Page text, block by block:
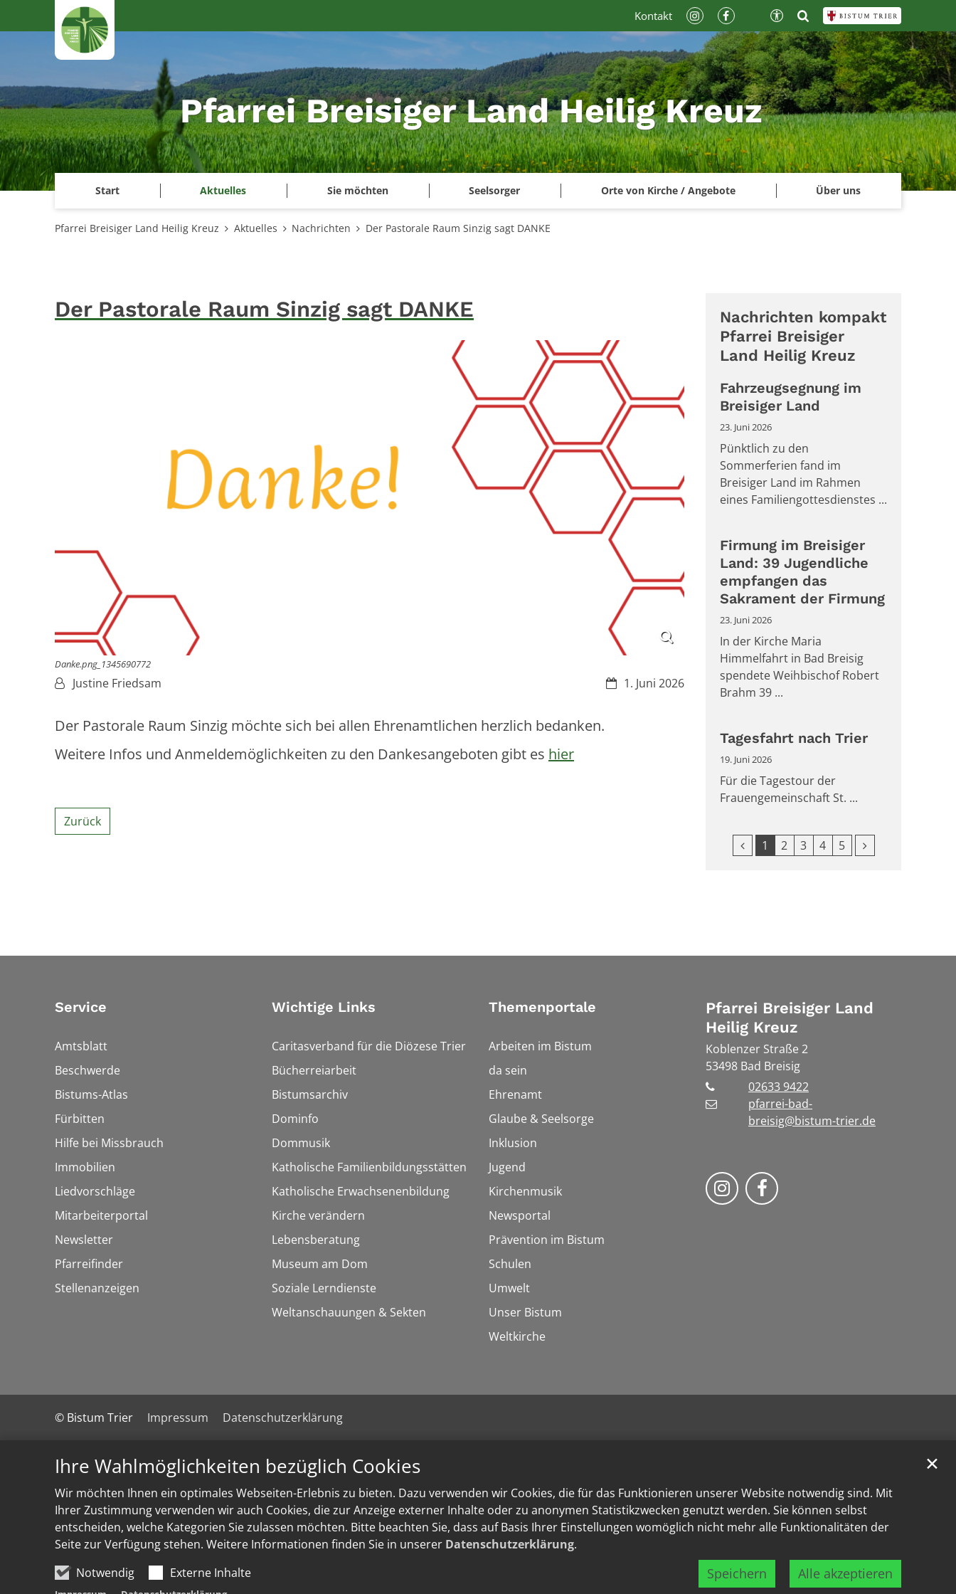
Ihre Wahlmöglichkeiten bezüglich Cookies
Wir möchten Ihnen ein optimales Webseiten-Erlebnis zu bieten. Dazu verwenden wir Cookies, die für das Funktionieren unserer Website notwendig sind. Mit
Ihrer Zustimmung verwenden wir auch Cookies, die zur Anzeige externer Inhalte oder zu anonymen Statistikzwecken genutzt werden. Sie können selbst
entscheiden, welche Kategorien Sie zulassen möchten. Bitte beachten Sie, dass auf Basis Ihrer Einstellungen womöglich nicht mehr alle Funktionalitäten der
Seite zur Verfügung stehen. Weitere Informationen finden Sie in unserer Datenschutzerklärung.
Notwendig
Externe Inhalte Speichern Alle akzeptieren
✕
Zum Inhalt springen
Pfarrei Breisiger Land Heilig Kreuz
Start Aktuelles Sie möchten Seelsorger Orte von Kirche / Angebote Über uns
Kontakt
Pfarrei Breisiger Land Heilig Kreuz Aktuelles Nachrichten Der Pastorale Raum Sinzig sagt DANKE
Der Pastorale Raum Sinzig sagt DANKE
Danke.png_1345690772
Datum:1. Juni 2026
Von:Justine Friedsam
Der Pastorale Raum Sinzig möchte sich bei allen Ehrenamtlichen herzlich bedanken.
Weitere Infos und Anmeldemöglichkeiten zu den Dankesangeboten gibt es hier
Zurück
Nachrichten kompakt
Pfarrei Breisiger
Land Heilig Kreuz
Fahrzeugsegnung im
Breisiger Land
23. Juni 2026
Pünktlich zu den
Sommerferien fand im
Breisiger Land im Rahmen
eines Familiengottesdienstes ...
Firmung im Breisiger
Land: 39 Jugendliche
empfangen das
Sakrament der Firmung
23. Juni 2026
In der Kirche Maria
Himmelfahrt in Bad Breisig
spendete Weihbischof Robert
Brahm 39 ...
Tagesfahrt nach Trier
19. Juni 2026
Für die Tagestour der
Frauengemeinschaft St. ...
Vorherige Seite
1 2 3 4 5 Nächste Seite
Service
Amtsblatt
Beschwerde
Bistums-Atlas
Fürbitten
Hilfe bei Missbrauch
Immobilien
Liedvorschläge
Mitarbeiterportal
Newsletter
Pfarreifinder
Stellenanzeigen
Wichtige Links
Caritasverband für die Diözese Trier
Bücherreiarbeit
Bistumsarchiv
Dominfo
Dommusik
Katholische Familienbildungsstätten
Katholische Erwachsenenbildung
Kirche verändern
Lebensberatung
Museum am Dom
Soziale Lerndienste
Weltanschauungen & Sekten
Themenportale
Arbeiten im Bistum
da sein
Ehrenamt
Glaube & Seelsorge
Inklusion
Jugend
Kirchenmusik
Newsportal
Prävention im Bistum
Schulen
Umwelt
Unser Bistum
Weltkirche
Pfarrei Breisiger Land
Heilig Kreuz
Koblenzer Straße 2
53498 Bad Breisig
02633 9422
pfarrei-bad-
breisig@bistum-trier.de
Folge uns auf Instragram
Folge uns auf Facebook
© Bistum Trier Impressum Datenschutzerklärung